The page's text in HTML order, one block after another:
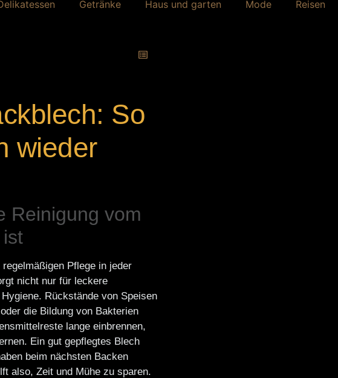
Getränke Haus und garten Mode Reisen
So
wieder
Reinigung vom
Pflege in jeder
nicht nur für leckere
Rückstände von Speisen
die Bildung von Bakterien
lange einbrennen,
Ein gut gepflegtes Blech
beim nächsten Backen
also, Zeit und Mühe zu sparen.